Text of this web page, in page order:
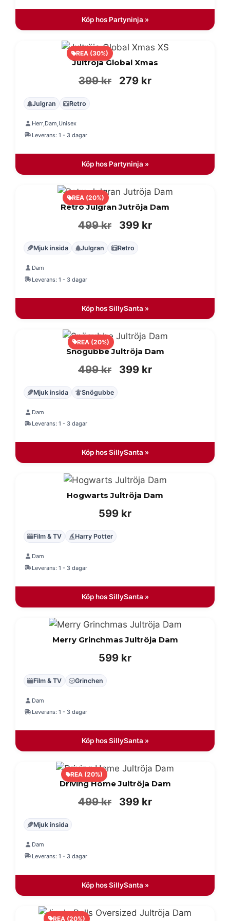
Köp hos Partyninja »
REA (30%)
Jultröja Global Xmas
399kr
Det
279 krDet
Julgran Retro
Herr,Dam,Unisex
Leverans: 1 - 3 dagar
Köp hos Partyninja »
REA (20%)
Retro Julgran Jutröja Dam
499kr
Det
ursprungliga
priset
399 krDet
Mjuk insida Julgran Retro
Dam
Leverans: 1 - 3 dagar
Köp hos SillySanta »
REA (20%)
Snögubbe Jultröja Dam
499kr
Det
399 krDet
Mjuk insida Snögubbe
Dam
Leverans: 1 - 3 dagar
Köp hos SillySanta »
Hogwarts Jultröja Dam
599 kr
Film & TV Harry Potter
Dam
Leverans: 1 - 3 dagar
Köp hos SillySanta »
Merry Grinchmas Jultröja Dam
599 kr
Film & TV Grinchen
Dam
Leverans: 1 - 3 dagar
Köp hos SillySanta »
REA (20%)
Driving Home Jultröja Dam
499kr
Det
399 krDet
Mjuk insida
Dam
Leverans: 1 - 3 dagar
Köp hos SillySanta »
REA (20%)